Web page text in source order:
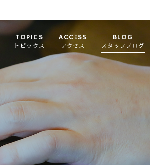
TOPICS
トピックス
ACCESS
アクセス
BLOG
スタッフブログ